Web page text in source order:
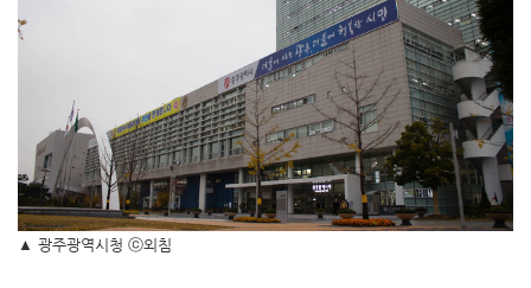
▲ 광주광역시청 ⓒ외침